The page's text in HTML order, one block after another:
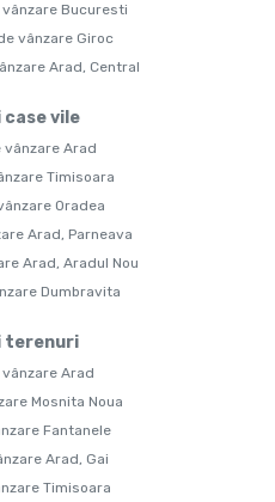
Bucuresti
vânzare Giroc
Arad, Central
case vile
vânzare Arad
Timisoara
Oradea
Arad, Parneava
Arad, Aradul Nou
Dumbravita
terenuri
Arad
Mosnita Noua
Fantanele
Arad, Gai
Timisoara